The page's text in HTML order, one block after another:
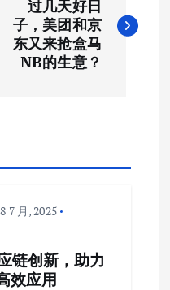
过几天好日
子，美团和京
东又来抢盒马
NB的生意？
7 月, 2025
链创新，助力
效应用